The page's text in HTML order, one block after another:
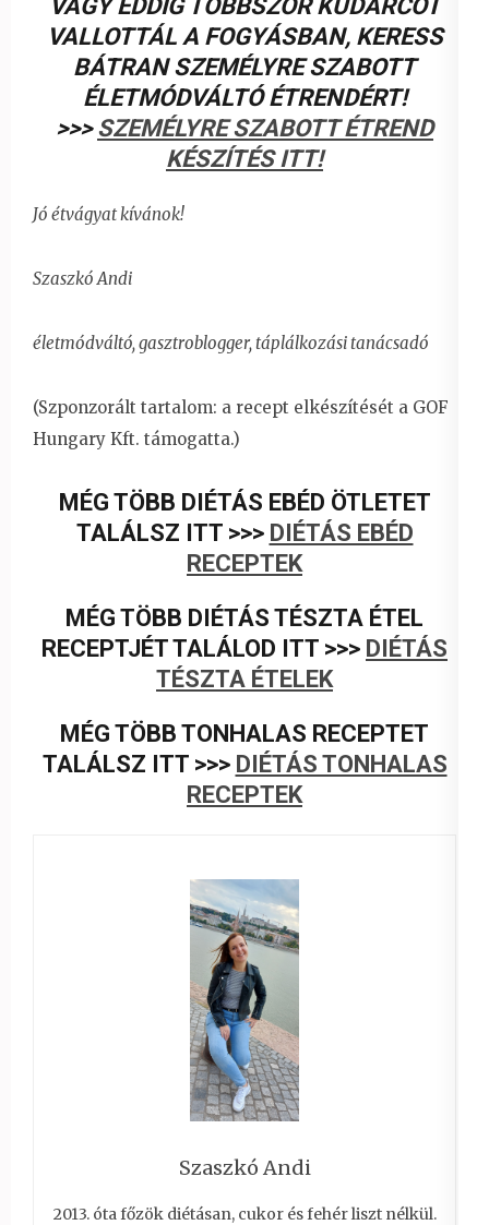
VAGY EDDIG TÖBBSZÖR KUDARCOT
VALLOTTÁL A FOGYÁSBAN, KERESS
BÁTRAN SZEMÉLYRE SZABOTT
ÉLETMÓDVÁLTÓ ÉTRENDÉRT!
>>>SZEMÉLYRE SZABOTT ÉTREND
KÉSZÍTÉS ITT!
Jó étvágyat kívánok!
Szaszkó Andi
életmódváltó, gasztroblogger, táplálkozási tanácsadó
(Szponzorált tartalom: a recept elkészítését a GOF
Hungary Kft. támogatta.)
MÉG TÖBB DIÉTÁS EBÉD ÖTLETET
TALÁLSZ ITT >>> DIÉTÁS EBÉD
RECEPTEK
MÉG TÖBB DIÉTÁS TÉSZTA ÉTEL
RECEPTJÉT TALÁLOD ITT >>> DIÉTÁS
TÉSZTA ÉTELEK
MÉG TÖBB TONHALAS RECEPTET
TALÁLSZ ITT >>> DIÉTÁS TONHALAS
RECEPTEK
Szaszkó Andi
2013. óta főzök diétásan, cukor és fehér liszt nélkül.